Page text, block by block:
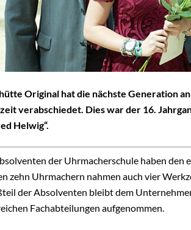
Original hat die nächste Generation
verabschiedet. Dies war der 16.
Helwig“.
der Uhrmacherschule haben
zehn Uhrmachern nahmen auch vier
der Absolventen bleibt dem
Fachabteilungen aufgenommen.